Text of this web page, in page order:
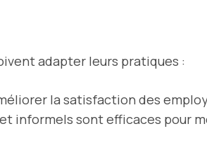
adapter leurs pratiques :
la satisfaction des
informels sont efficaces pour